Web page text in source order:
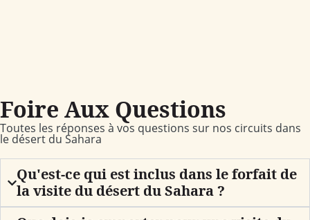
Foire Aux Questions
Toutes les réponses à vos questions sur nos circuits dans
le désert du Sahara
Qu'est-ce qui est inclus dans le forfait de
la visite du désert du Sahara ?